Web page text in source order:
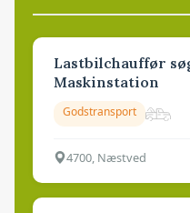
Lastbilchauffør
Maskinstation
Godstransport
4700, Næstved